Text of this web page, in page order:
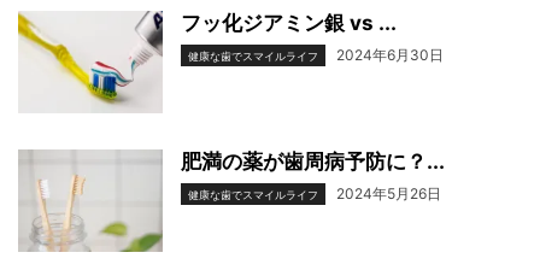
フッ化ジアミン銀 vs ...
健康な歯でスマイルライフ 2024年6月30日
肥満の薬が歯周病予防に？...
健康な歯でスマイルライフ 2024年5月26日